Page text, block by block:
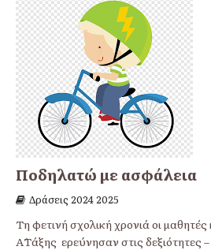
Ποδηλατώ με ασφάλεια
Δράσεις 2024 2025
Τη φετινή σχολική χρονιά οι μαθητές
Α΄Τάξης ερεύνησαν στις δεξιότητες